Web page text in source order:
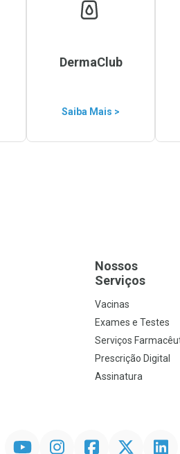
DermaClub
Saiba Mais >
Nossos
Serviços
Vacinas
Exames e Testes
Serviços
Prescrição Digital
Assinatura
InstagramFacebookTwitter Linkedin